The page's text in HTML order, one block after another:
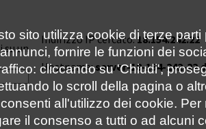
su un
Indirizzo IP cercato:18.154.242.22
Hostname:server-18-154-242-
sito utilizza cookie di terze
fornire le funzioni dei
cliccando su 'Chiudi',
lo scroll della pagina o
all'utilizzo dei cookie.
il consenso a tutti o ad alcuni